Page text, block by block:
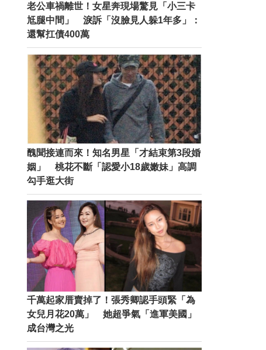
老公車禍離世！女星奔現場驚見「小三卡
尪腿中間」 淚訴「沒臉見人躲1年多」：
還幫扛債400萬
醜聞接連而來！知名男星「才結束第3段婚
姻」 桃花不斷「認愛小18歲嫩妹」高調
勾手逛大街
千萬起家厝賣掉了！張秀卿認手頭緊「為
女兒月花20萬」 她超爭氣「進軍美國」
成台灣之光